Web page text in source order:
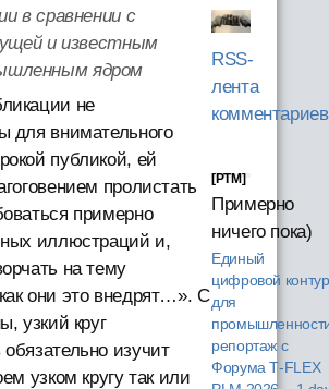
в сравнении с
и известным
ядром
не
для внимательного
публикой, ей
пролистать
примерно
иллюстраций и,
на тему
они это внедрят…». С
узкий круг
изучит
узком кругу так или
RSS-
лента
комментариев
[PTM]
Примерно
ничего пока)
Единый
цифровой контур
для
репортаж с
Форума T‑FLEX